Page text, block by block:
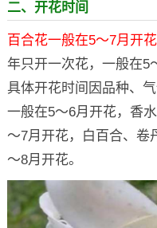
二、开花时间
百合花一般在5～7月开
年只开一次花，一般在5
具体开花时间因品种、
一般在5～6月开花，香
～7月开花，白百合、卷
～8月开花。